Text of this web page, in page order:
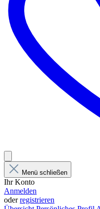
Menü schließen
Ihr Konto
Anmelden
oderregistrieren